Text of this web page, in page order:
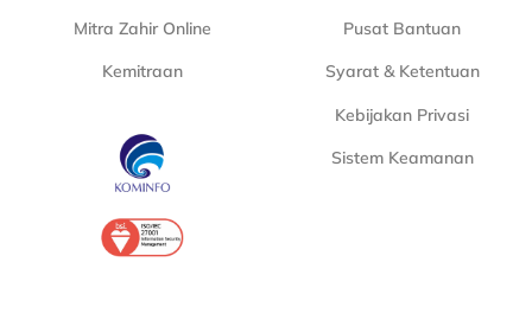
Mitra Zahir Online
Kemitraan
Pusat Bantuan
Syarat & Ketentuan
Kebijakan Privasi
Sistem Keamanan